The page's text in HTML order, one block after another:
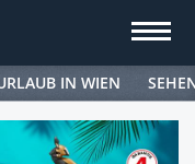
IN WIEN